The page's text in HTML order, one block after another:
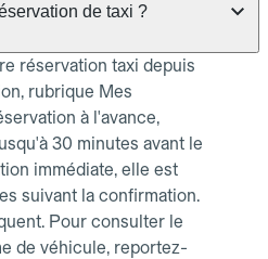
de taxi ?
réservation taxi depuis
rubrique Mes
à l'avance,
30 minutes avant le
immédiate, elle est
suivant la confirmation.
Pour consulter le
de véhicule, reportez-